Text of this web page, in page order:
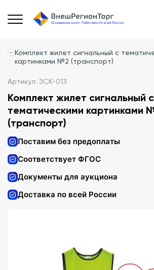
Комплект жилет сигнальный с
картинками №2 (транспорт)
Артикул: ЗСК-013
Комплект жилет сигнальный с
тематическими картинками
(транспорт)
Поставим без предоплаты
Соответствует ФГОС
Документы для аукциона
Доставка по всей России